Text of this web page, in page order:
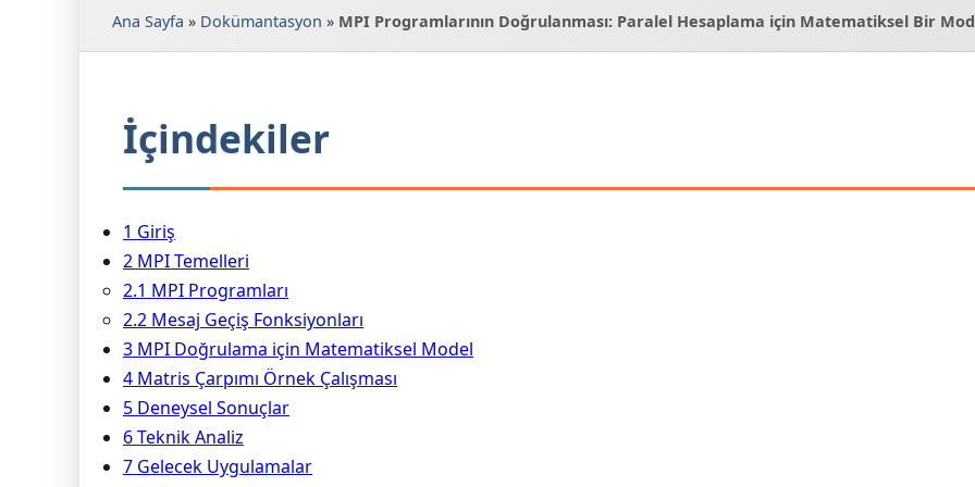
Ana Sayfa » Dokümantasyon » MPI Programlarının Doğrulanması: Paralel Hesaplama için Matematiksel Bir
İçindekiler
1 Giriş
2 MPI Temelleri
2.1 MPI Programları
2.2 Mesaj Geçiş Fonksiyonları
3 MPI Doğrulama için Matematiksel Model
4 Matris Çarpımı Örnek Çalışması
5 Deneysel Sonuçlar
6 Teknik Analiz
7 Gelecek Uygulamalar